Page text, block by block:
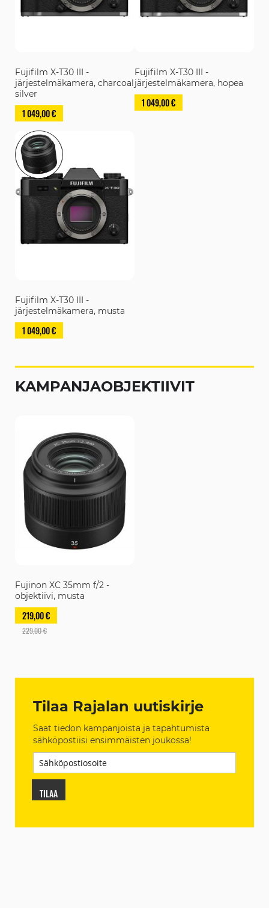
Fujifilm X-T30 III -
järjestelmäkamera, charcoal
silver
1 049,00 €
Fujifilm X-T30 III -
järjestelmäkamera, hopea
1 049,00 €
Fujifilm X-T30 III -
järjestelmäkamera, musta
1 049,00 €
KAMPANJAOBJEKTIIVIT
Fujinon XC 35mm f/2 -
objektiivi, musta
219,00 €
229,00 €
Tilaa Rajalan uutiskirje
Saat tiedon kampanjoista ja tapahtumista
sähköpostiisi ensimmäisten joukossa!
TILAA